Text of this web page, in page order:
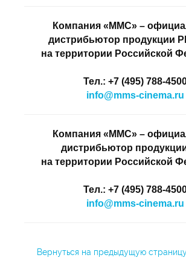
Компания «ММС» –
дистрибьютор продукции
на территории Российской
Тел.: +7 (495) 788-
info@mms-cinema.ru
Компания «ММС» –
дистрибьютор
на территории Российской
Тел.: +7 (495) 788-
info@mms-cinema.ru
Вернуться на предыдущую